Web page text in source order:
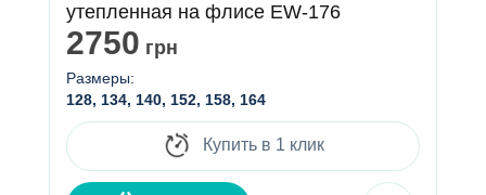
утепленная на флисе EW-176
2750 грн
Размеры:
128, 134, 140, 152, 158, 164
Купить в 1 клик